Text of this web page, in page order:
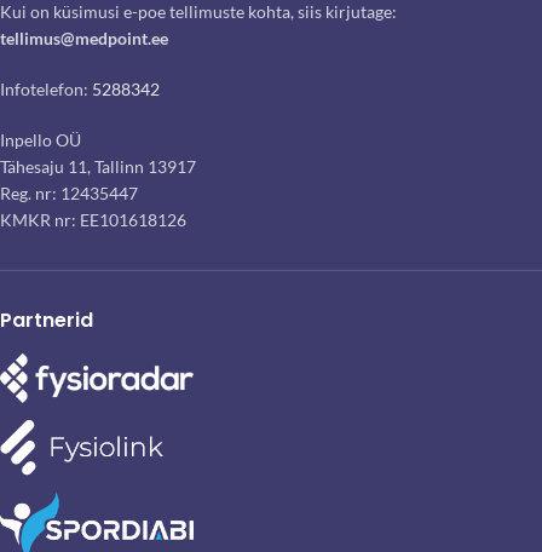
Kui on küsimusi e-poe tellimuste kohta, siis kirjutage:
tellimus@medpoint.ee
Infotelefon: 5288342
Inpello OÜ
Tähesaju 11, Tallinn 13917
Reg. nr: 12435447
KMKR nr: EE101618126
Partnerid